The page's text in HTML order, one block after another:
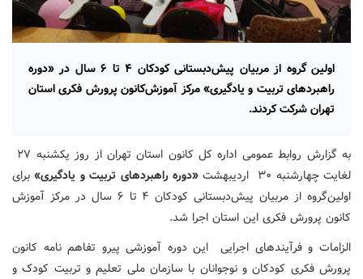
اولین گروه از مربیان پیش‌دبستانی کودکان ۴ تا ۶ سال در «دوره
راهبردهای تربیت و یادگیری» مرکز آموزش‌کانون پرورش فکری استان
تهران شرکت کردند.
لغایت چهارشنبه ۳۰ اردیبهشت
«دوره راهبردهای تربیت و یادگیری»برای
اولین‌گروه از مربیان پیش‌دبستانی کودکان ۴ تا ۶ سال در مرکز آموزش
کانون پرورش فکری این استان اجرا شد.
الزامات و فرآیندهای اجرایی این دوره آموزشی پیرو تفاهم نامه کانون
پرورش فکری کودکان و نوجوانان با سازمان ملی تعلیم و تربیت کودک و